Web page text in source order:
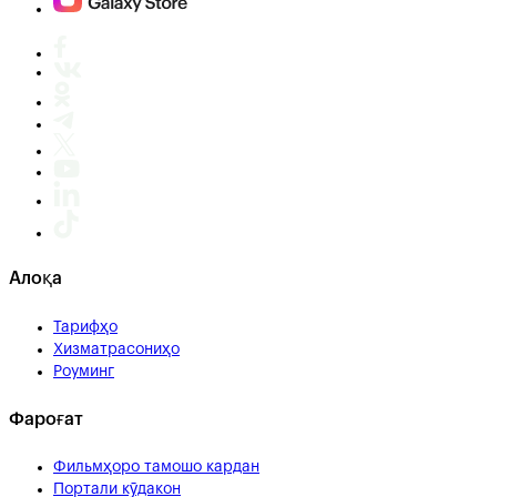
Алоқа
Тарифҳо
Хизматрасониҳо
Роуминг
Фароғат
Фильмҳоро тамошо кардан
Портали кӯдакон